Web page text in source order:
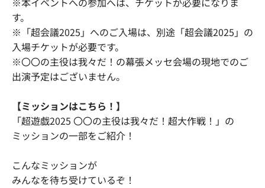
す。
※「超会議2025」へのご入場は、別途「超会議2025」の
入場チケットが必要です。
※〇〇の主役は我々だ！の幕張メッセ会場の現地でのご
出演予定はございません。
【ミッションはこちら！】
「超遊戯2025 〇〇の主役は我々だ！超大作戦！」の
ミッションの一部をご紹介！
こんなミッションが
みんなを待ち受けているぞ！